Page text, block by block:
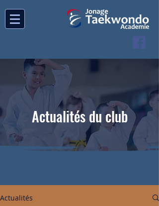
Actualités du club
Actualités